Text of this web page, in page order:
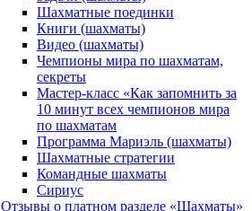
Шахматные поединки
Книги (шахматы)
Видео (шахматы)
Чемпионы мира по шахматам,
секреты
Мастер-класс «Как запомнить за
10 минут всех чемпионов мира
по шахматам
Программа Мариэль (шахматы)
Шахматные стратегии
Командные шахматы
Сириус
Отзывы о платном разделе «Шахматы»